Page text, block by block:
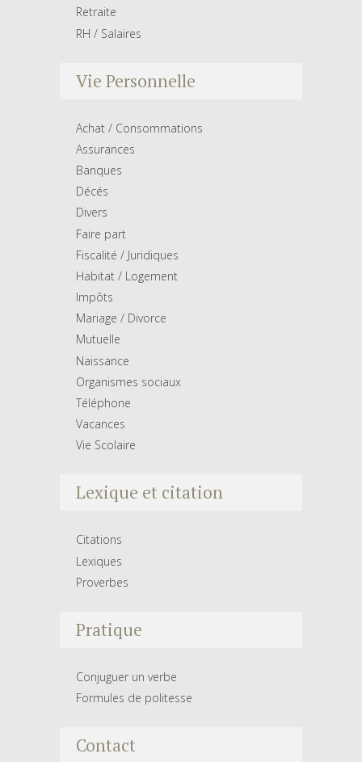
Retraite
RH / Salaires
Vie Personnelle
Achat / Consommations
Assurances
Banques
Décés
Divers
Faire part
Fiscalité / Juridiques
Habitat / Logement
Impôts
Mariage / Divorce
Mutuelle
Naissance
Organismes sociaux
Téléphone
Vacances
Vie Scolaire
Lexique et citation
Citations
Lexiques
Proverbes
Pratique
Conjuguer un verbe
Formules de politesse
Contact